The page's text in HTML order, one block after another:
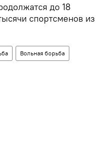
до 18
спортсменов из
Вольная борьба